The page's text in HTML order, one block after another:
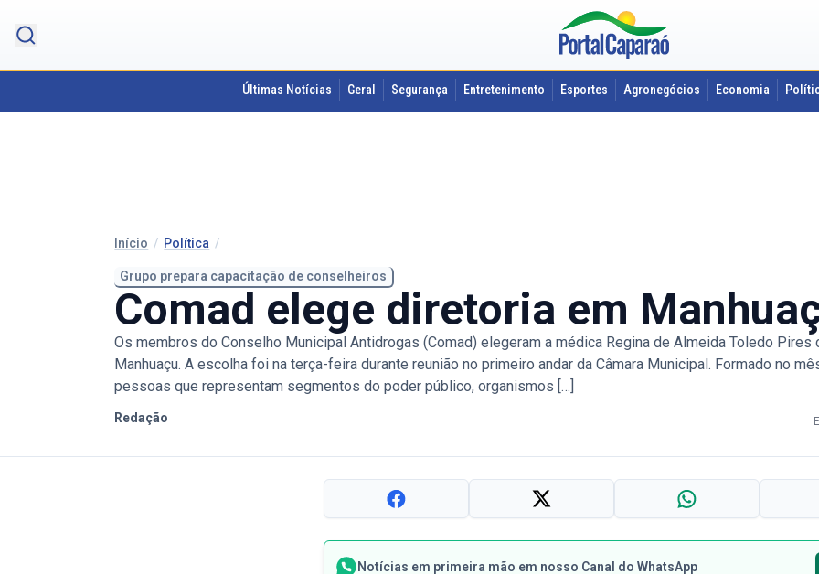
Últimas Notícias Geral Segurança Entretenimento Esportes Agronegócios Economia
Início / Política /
Grupo prepara capacitação de conselheiros
Comad elege diretoria em
Os membros do Conselho Municipal Antidrogas (Comad) elegeram a médica Regina de Almeida Toledo
Manhuaçu. A escolha foi na terça-feira durante reunião no primeiro andar da Câmara Municipal. Formado no
pessoas que representam segmentos do poder público, organismos […]
Redação
Notícias em primeira mão em nosso Canal do WhatsApp